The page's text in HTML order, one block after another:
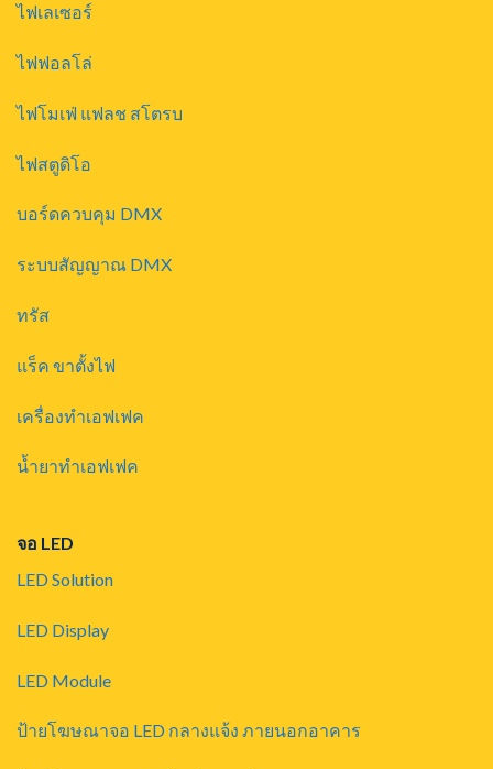
ไฟเลเซอร์
ไฟฟอลโล่
ไฟโมเฟ่ แฟลช สโตรบ
ไฟสตูดิโอ
บอร์ดควบคุม DMX
ระบบสัญญาณ DMX
ทรัส
แร็ค ขาตั้งไฟ
เครื่องทำเอฟเฟค
น้ำยาทำเอฟเฟค
จอ LED
LED Solution
LED Display
LED Module
ป้ายโฆษณาจอ LED กลางแจ้ง ภายนอกอาคาร